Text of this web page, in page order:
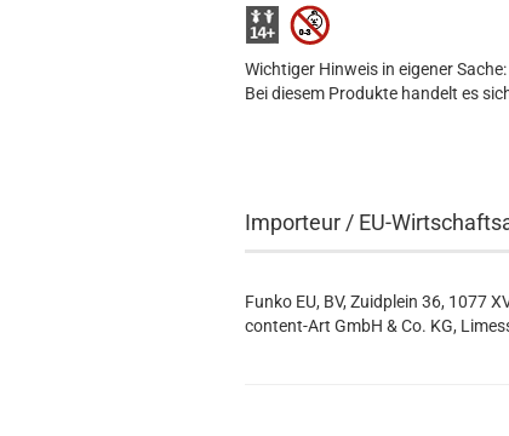
Wichtiger Hinweis in eigener Sache:
Bei diesem Produkte handelt es
Importeur / EU-
Funko EU, BV, Zuidplein 36, 1077
content-Art GmbH & Co. KG,